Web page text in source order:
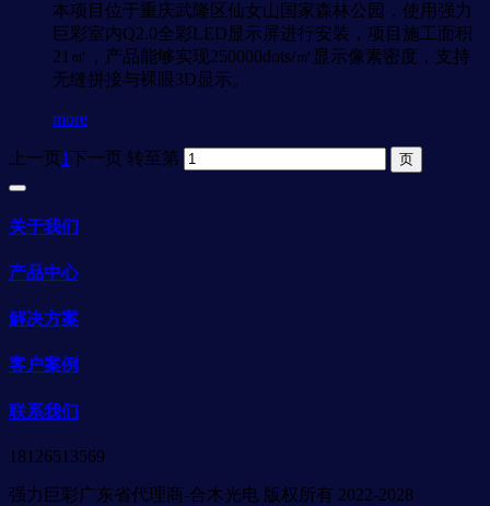
本项目位于重庆武隆区仙女山国家森林公园，使用强力
巨彩室内Q2.0全彩LED显示屏进行安装，项目施工面积
21㎡，产品能够实现250000dots/㎡显示像素密度，支持
无缝拼接与裸眼3D显示。
more
上一页1下一页 转至第
关于我们
产品中心
解决方案
客户案例
联系我们
18126513569
强力巨彩广东省代理商-合木光电 版权所有 2022-2028